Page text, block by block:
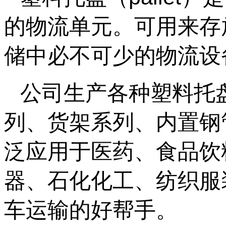
的物流单元。可用来
储中必不可少的物流
公司生产各种塑料托
列、货架系列、内置
泛应用于医药、食品
器、石化化工、纺织
车运输的好帮手。